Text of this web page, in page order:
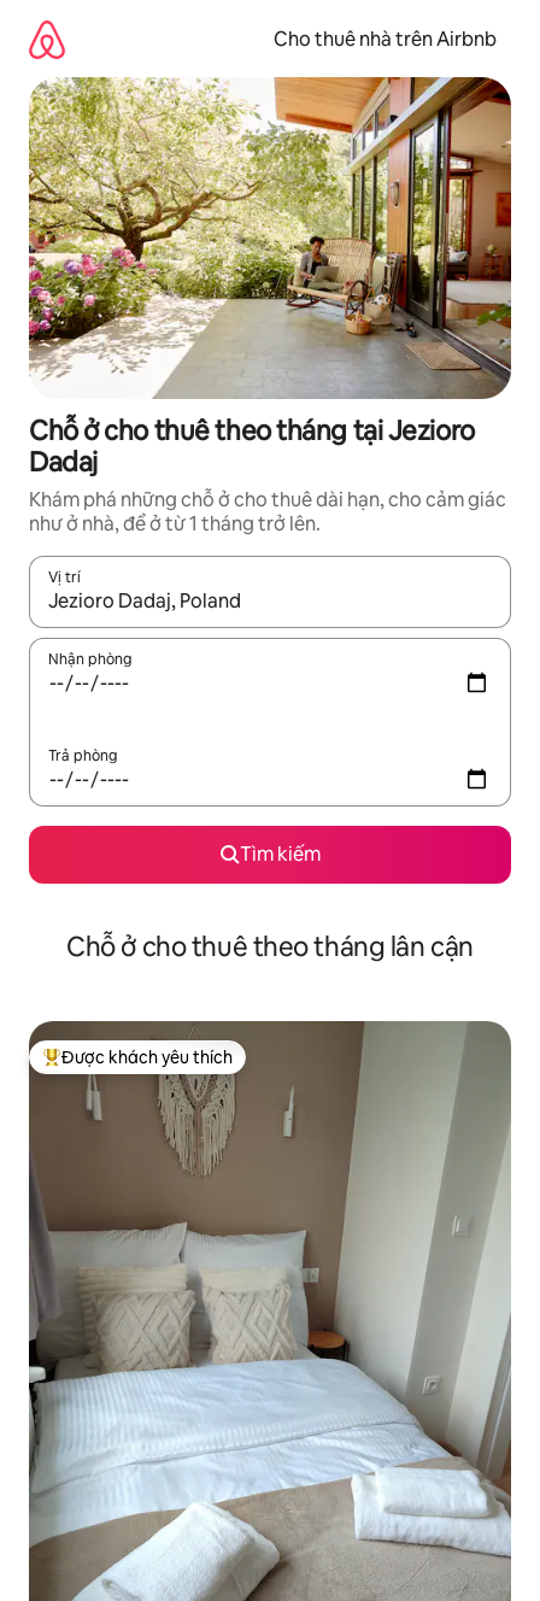
dung
Cho thuê nhà trên Airbnb
Chỗ ở cho thuê theo tháng tại Jezioro
Dadaj
Khám phá những chỗ ở cho thuê dài hạn, cho cảm giác
như ở nhà, để ở từ 1 tháng trở lên.
Vị trí
Khi có kết quả, hãy điều hướng bằng phím mũi tên lên và
Nhận phòng
Trả phòng
Tìm kiếm
Chỗ ở cho thuê theo tháng lân cận
Được khách yêu thích nhất
Được khách yêu thích